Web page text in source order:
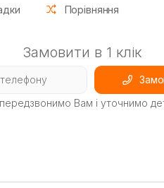
Порівняння
Замовити в 1 клік
Вам і уточнимо